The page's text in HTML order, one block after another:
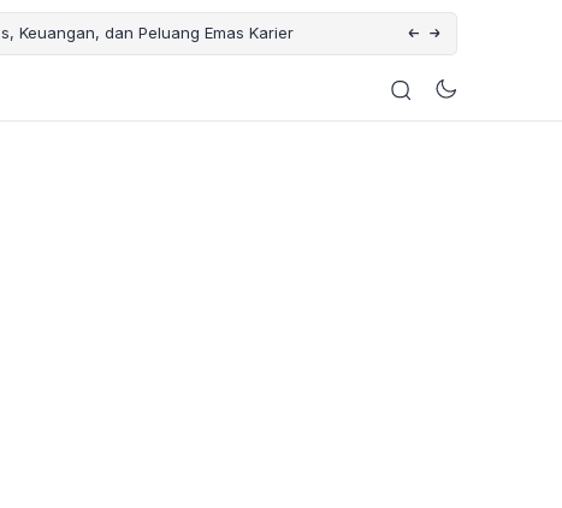
Keuangan, dan Peluang Emas Karier Catat Tanggalnya ! Ini